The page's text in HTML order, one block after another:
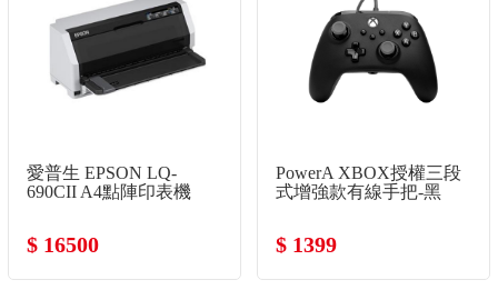
愛普生 EPSON LQ-
690CII A4點陣印表機
$ 16500
PowerA XBOX授權三段
式增強款有線手把-黑
$ 1399